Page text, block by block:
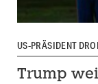
US-PRÄSIDENT
Trump